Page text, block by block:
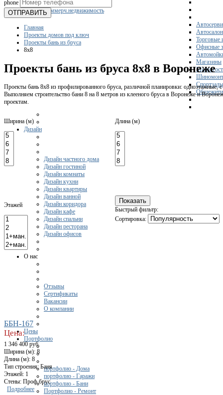
Склады
Коммерч.недвижимость
Торговые
Офисные
Магазины
Мини-
Спортзалы
Дизайн
Дизайн частного дома
Дизайн гостиной
Дизайн комнаты
Дизайн кухни
Дизайн квартиры
Дизайн ванной
Дизайн коридора
Дизайн кафе
Дизайн спальни
Дизайн ресторана
Дизайн офисов
О нас
Отзывы
Сертификаты
Вакансии
О компании
Цены
Портфолио
портфолио - Дома
портфолио - Гаражи
портфолио - Бани
Портфолио - Ремонт
phone
ОТПРАВИТЬ
Главная
Проекты домов под ключ
Проекты бань из бруса
8x8
Проекты бань из бруса 8х8 в Воронеже
Проекты бань 8х8 из профилированного бруса, различной планировки: одноэтажные,
Выполняем строительство бани 8 на 8 метров из клееного бруса в Воронеже и
проектам.
Ширина (м) Длина (м)
Этажей
Быстрый фильтр:
Сортировка:
ББН-167
Цена:
1 346 400 руб.
Ширина (м): 8
Длина (м): 8
Тип строения: Баня
Этажей: 1
Стены: Проф.брус
Подробнее